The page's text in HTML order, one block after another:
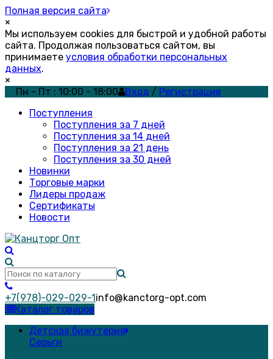
Полная версия сайта
×
Мы используем cookies для быстрой и удобной работы
сайта. Продолжая пользоваться сайтом, вы
принимаете условия обработки персональных
данных.
×
Пн - Пт : 10:00 - 18:00
Вход / Регистрация
Поступления
Поступления за 7 дней
Поступления за 14 дней
Поступления за 21 день
Поступления за 30 дней
Новинки
Торговые марки
Лидеры продаж
Сертификаты
Новости
+7(978)-029-029-1info@kanctorg-opt.com
Каталог товаров
Детская бижутерия
Серьги